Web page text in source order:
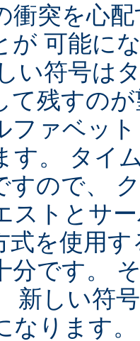
衝突を心
が 可能に
い符号は
て残すの
ファベッ
す。 タイ
すので、
ストとサ
式を使用
分です。
新しい符
ります。